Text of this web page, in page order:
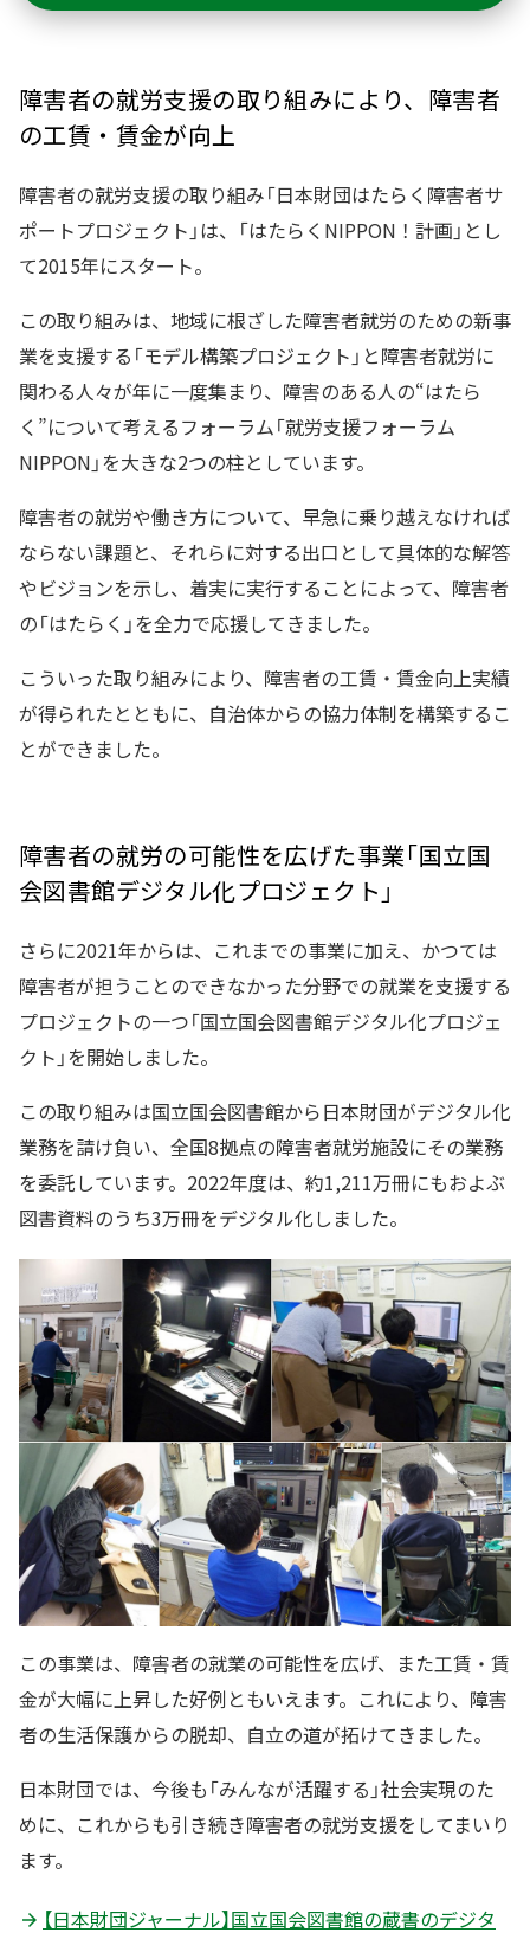
障害者の就労支援の取り組みにより、障害者
の工賃・賃金が向上
障害者の就労支援の取り組み「日本財団はたらく障害者サ
ポートプロジェクト」は、「はたらくNIPPON！計画」とし
て2015年にスタート。
この取り組みは、地域に根ざした障害者就労のための新事
業を支援する「モデル構築プロジェクト」と障害者就労に
関わる人々が年に一度集まり、障害のある人の“はたら
く”について考えるフォーラム「就労支援フォーラム
NIPPON」を大きな2つの柱としています。
障害者の就労や働き方について、早急に乗り越えなければ
ならない課題と、それらに対する出口として具体的な解答
やビジョンを示し、着実に実行することによって、障害者
の「はたらく」を全力で応援してきました。
こういった取り組みにより、障害者の工賃・賃金向上実績
が得られたとともに、自治体からの協力体制を構築するこ
とができました。
障害者の就労の可能性を広げた事業「国立国
会図書館デジタル化プロジェクト」
さらに2021年からは、これまでの事業に加え、かつては
障害者が担うことのできなかった分野での就業を支援する
プロジェクトの一つ「国立国会図書館デジタル化プロジェ
クト」を開始しました。
この取り組みは国立国会図書館から日本財団がデジタル化
業務を請け負い、全国8拠点の障害者就労施設にその業務
を委託しています。2022年度は、約1,211万冊にもおよぶ
図書資料のうち3万冊をデジタル化しました。
この事業は、障害者の就業の可能性を広げ、また工賃・賃
金が大幅に上昇した好例ともいえます。これにより、障害
者の生活保護からの脱却、自立の道が拓けてきました。
日本財団では、今後も「みんなが活躍する」社会実現のた
めに、これからも引き続き障害者の就労支援をしてまいり
ます。
【日本財団ジャーナル】国立国会図書館の蔵書のデジタ